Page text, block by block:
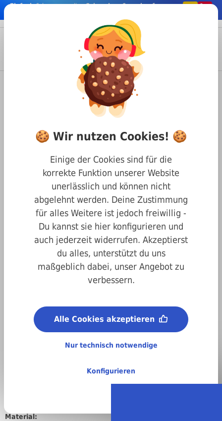
springen
Einfach& bequem onlineSchrauben & co. kaufen
Anmelden
Befestigungstechnik
Schrauben
DIN 7981 Linsenkopfschraube mit Kreuzschlitz
Blechtreibschraube DIN 7981
stahl verzinkt 2,9 x 38
Kreuzschlitz
Material:
🍪 Wir nutzen Cookies! 🍪
Einige der Cookies sind für die
korrekte Funktion unserer Website
unerlässlich und können nicht
abgelehnt werden. Deine Zustimmung
für alles Weitere ist jedoch freiwillig -
Du kannst sie hier konfigurieren und
auch jederzeit widerrufen. Akzeptierst
du alles, unterstützt du uns
maßgeblich dabei, unser Angebot zu
verbessern.
Alle Cookies akzeptieren
Nur technisch notwendige
Konfigurieren